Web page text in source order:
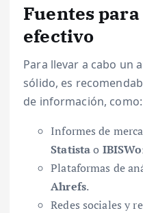
Fuentes
efectivo
Para llevar a cabo un
sólido, es
de información, como:
Informes de
Statistao
Plataformas de
Ahrefs.
Redes sociales y